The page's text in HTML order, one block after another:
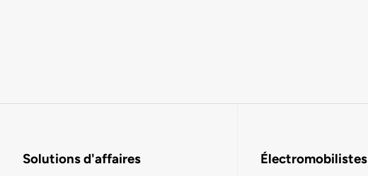
Solutions d'affaires Électromobilistes